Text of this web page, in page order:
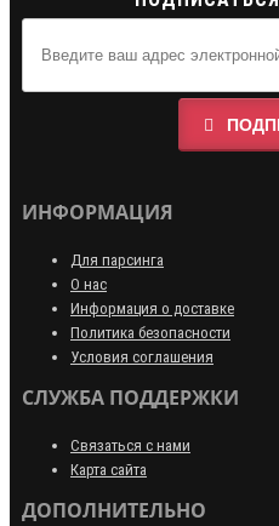
ИНФОРМАЦИЯ
Для парсинга
О нас
Информация о доставке
Политика безопасности
Условия соглашения
СЛУЖБА ПОДДЕРЖКИ
Связаться с нами
Карта сайта
ДОПОЛНИТЕЛЬНО